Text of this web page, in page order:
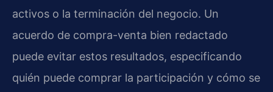
activos o la terminación del negocio. Un
acuerdo de compra-venta bien redactado
puede evitar estos resultados, especificando
quién puede comprar la participación y cómo se